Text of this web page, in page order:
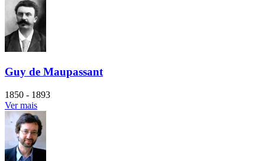
Guy de Maupassant
1850 - 1893
Ver mais